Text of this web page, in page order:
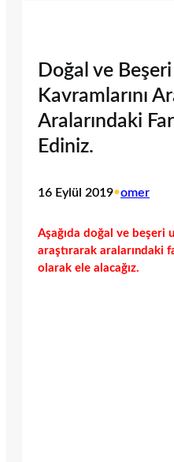
Doğal ve
Kavramlarını
Aralarındaki
Ediniz.
16 Eylül 2019•omer
Aşağıda doğal ve beşeri
araştırarak aralarındaki
olarak ele alacağız.